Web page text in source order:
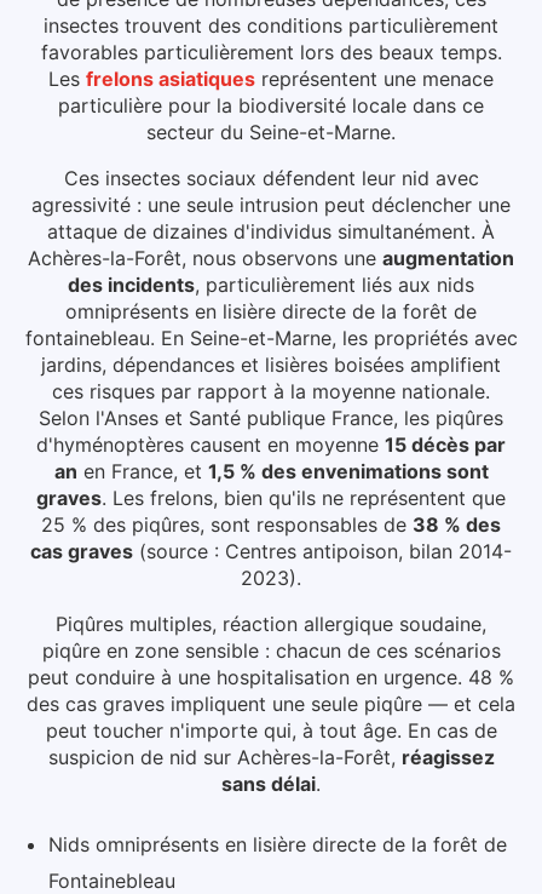
insectes trouvent des conditions particulièrement
favorables particulièrement lors des beaux temps.
Les frelons asiatiques représentent une menace
particulière pour la biodiversité locale dans ce
secteur du Seine-et-Marne.
Ces insectes sociaux défendent leur nid avec
agressivité : une seule intrusion peut déclencher une
attaque de dizaines d'individus simultanément. À
Achères-la-Forêt, nous observons une augmentation
des incidents, particulièrement liés aux nids
omniprésents en lisière directe de la forêt de
fontainebleau. En Seine-et-Marne, les propriétés avec
jardins, dépendances et lisières boisées amplifient
ces risques par rapport à la moyenne nationale.
Selon l'Anses et Santé publique France, les piqûres
d'hyménoptères causent en moyenne 15 décès par
an en France, et 1,5 % des envenimations sont
graves. Les frelons, bien qu'ils ne représentent que
25 % des piqûres, sont responsables de 38 % des
cas graves (source : Centres antipoison, bilan 2014-
2023).
Piqûres multiples, réaction allergique soudaine,
piqûre en zone sensible : chacun de ces scénarios
peut conduire à une hospitalisation en urgence. 48 %
des cas graves impliquent une seule piqûre — et cela
peut toucher n'importe qui, à tout âge. En cas de
suspicion de nid sur Achères-la-Forêt, réagissez
sans délai.
Nids omniprésents en lisière directe de la forêt de
Fontainebleau